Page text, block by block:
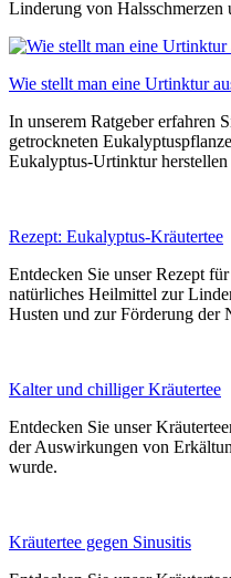
Linderung von Halsschmerzen
Wie stellt man eine Urtinktur
In unserem Ratgeber erfahren
getrockneten
Eukalyptus-Urtinktur herstellen
Rezept: Eukalyptus-Kräutertee
Entdecken Sie unser Rezept
natürliches Heilmittel zur
Husten und zur Förderung der
Kalter und chilliger Kräutertee
Entdecken Sie unser
der Auswirkungen von
wurde.
Kräutertee gegen Sinusitis